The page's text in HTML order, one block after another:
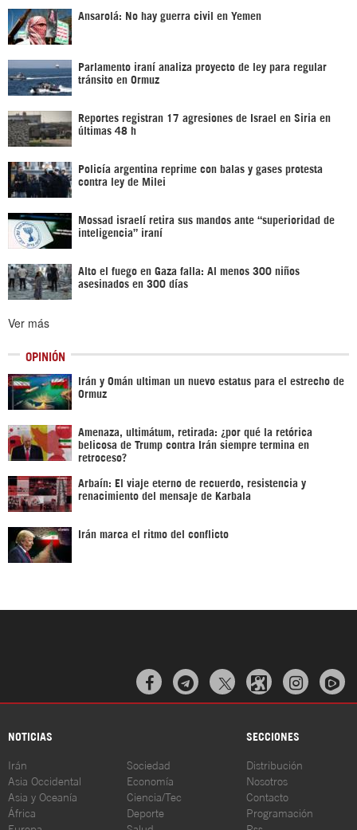
Ansarolá: No hay guerra civil en Yemen
Parlamento iraní analiza proyecto de ley para regular
tránsito en Ormuz
Reportes registran 17 agresiones de Israel en Siria en
últimas 48 h
Policía argentina reprime con balas y gases protesta
contra ley de Milei
Mossad israelí retira sus mandos ante “superioridad de
inteligencia” iraní
Alto el fuego en Gaza falla: Al menos 300 niños
asesinados en 300 días
Ver más
OPINIÓN
Irán y Omán ultiman un nuevo estatus para el estrecho de
Ormuz
Amenaza, ultimátum, retirada: ¿por qué la retórica
belicosa de Trump contra Irán siempre termina en
retroceso?
Arbaín: El viaje eterno de recuerdo, resistencia y
renacimiento del mensaje de Karbala
Irán marca el ritmo del conflicto
  
NOTICIAS SECCIONES
Irán
Asia Occidental
Asia y Oceanía
África
Europa
Sociedad
Economía
Ciencia/Tec
Deporte
Salud
Distribución
Nosotros
Contacto
Programación
Rss